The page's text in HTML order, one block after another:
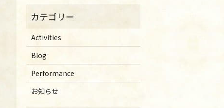
Activities
Blog
Performance
お知らせ